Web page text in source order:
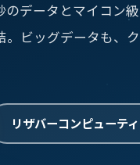
のデータとマイコン
ビッグデータも、
リザバーコンピューテ